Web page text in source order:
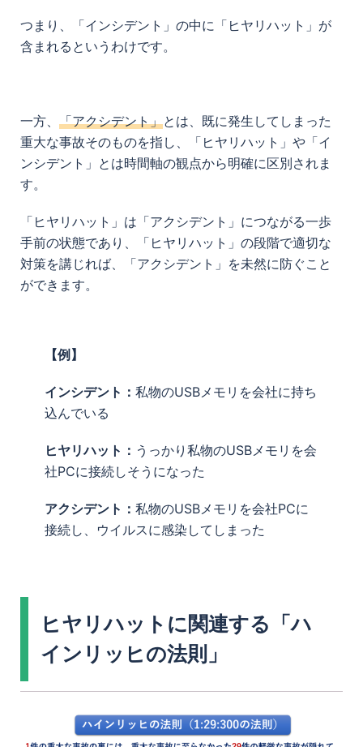
つまり、「インシデント」の中に「ヒヤリハット」が
含まれるというわけです。
一方、 「アクシデント」とは、既に発生してしまった
重大な事故そのものを指し、「ヒヤリハット」や「イ
ンシデント」とは時間軸の観点から明確に区別されま
す。
「ヒヤリハット」は「アクシデント」につながる一歩
手前の状態であり、「ヒヤリハット」の段階で適切な
対策を講じれば、「アクシデント」を未然に防ぐこと
ができます。
【例】
インシデント： 私物のUSBメモリを会社に持ち
込んでいる
ヒヤリハット： うっかり私物のUSBメモリを会
社PCに接続しそうになった
アクシデント： 私物のUSBメモリを会社PCに
接続し、ウイルスに感染してしまった
ヒヤリハットに関連する「ハ
インリッヒの法則」